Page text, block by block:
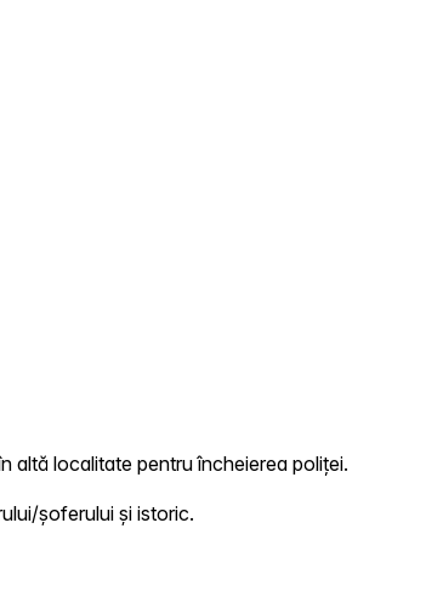
altă localitate pentru încheierea poliței.
șoferului și istoric.